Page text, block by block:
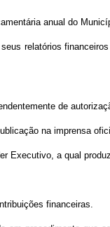
anual do
relatórios
de
na imprensa
Executivo, a qual
financeiras.